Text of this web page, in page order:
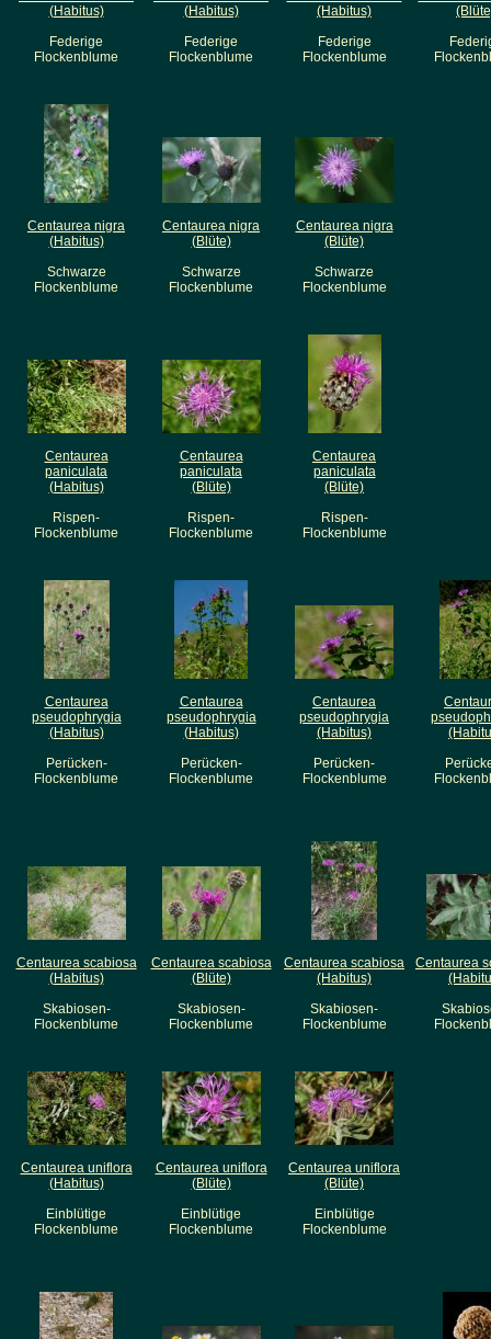
(Habitus)
Federige
Flockenblume
(Habitus)
Federige
Flockenblume
(Habitus)
Federige
Flockenblume
Centaurea nigra
(Habitus)
Schwarze
Flockenblume
Centaurea nigra
(Blüte)
Schwarze
Flockenblume
Centaurea nigra
(Blüte)
Schwarze
Flockenblume
Centaurea
paniculata
(Habitus)
Rispen-
Flockenblume
Centaurea
paniculata
(Blüte)
Rispen-
Flockenblume
Centaurea
paniculata
(Blüte)
Rispen-
Flockenblume
Centaurea
pseudophrygia
(Habitus)
Perücken-
Flockenblume
Centaurea
pseudophrygia
(Habitus)
Perücken-
Flockenblume
Centaurea
pseudophrygia
(Habitus)
Perücken-
Flockenblume
Centaurea scabiosa
(Habitus)
Skabiosen-
Flockenblume
Centaurea scabiosa
(Blüte)
Skabiosen-
Flockenblume
Centaurea scabiosa
(Habitus)
Skabiosen-
Flockenblume
Centaurea
Centaurea uniflora
(Habitus)
Einblütige
Flockenblume
Centaurea uniflora
(Blüte)
Einblütige
Flockenblume
Centaurea uniflora
(Blüte)
Einblütige
Flockenblume